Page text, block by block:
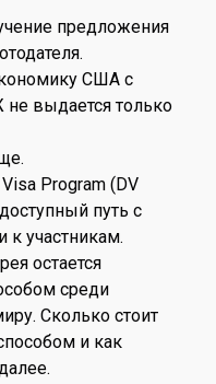
предложения
США с
выдается только
Program (DV
путь с
участникам.
остается
среди
Сколько стоит
и как